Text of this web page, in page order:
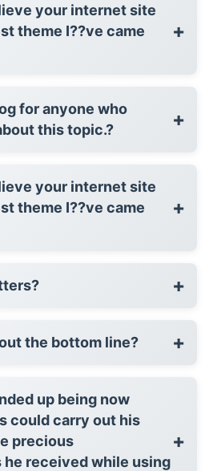
your internet site
theme I??ve came
+
for anyone who
this topic.?
+
your internet site
theme I??ve came
+
+
the bottom line? +
up being now
could carry out his
precious
received while using
+